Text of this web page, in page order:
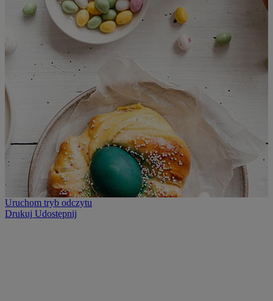
Uruchom tryb odczytu
Drukuj Udostępnij